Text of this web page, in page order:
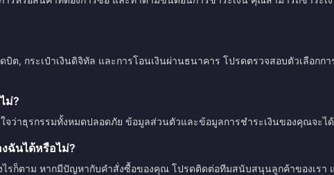
บิต, กระเป๋าเงินดิจิทัล และการโอนเงินผ่านธนาคาร โปรดตรวจสอบตัวเลือกก
ม่?
จว่าธุรกรรมทั้งหมดปลอดภัย ข้อมูลส่วนตัวและข้อมูลการชำระเงินของคุณจะไ
ฉันได้หรือไม่?
ไรก็ตาม หากมีปัญหากับคำสั่งซื้อของคุณ โปรดติดต่อทีมสนับสนุนลูกค้าของเรา